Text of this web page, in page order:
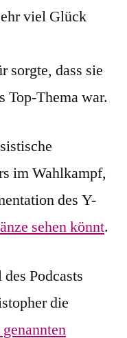
viel Glück
sorgte, dass sie
Top-Thema war.
im Wahlkampf,
des Y-
sehen könnt.
Podcasts
die